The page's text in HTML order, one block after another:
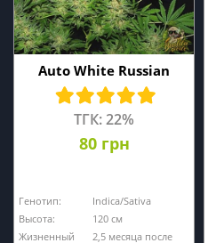
Auto White Russian
ТГК: 22%
80 грн
Генотип:
Indica/Sativa
Высота:
120 см
Жизненный
2,5 месяца после